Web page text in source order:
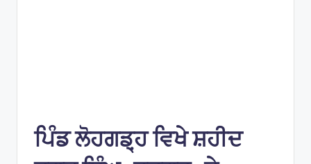
ਪਿੰਡ ਲੋਹਗਡ਼੍ਹ ਵਿਖੇ ਸ਼ਹੀਦ